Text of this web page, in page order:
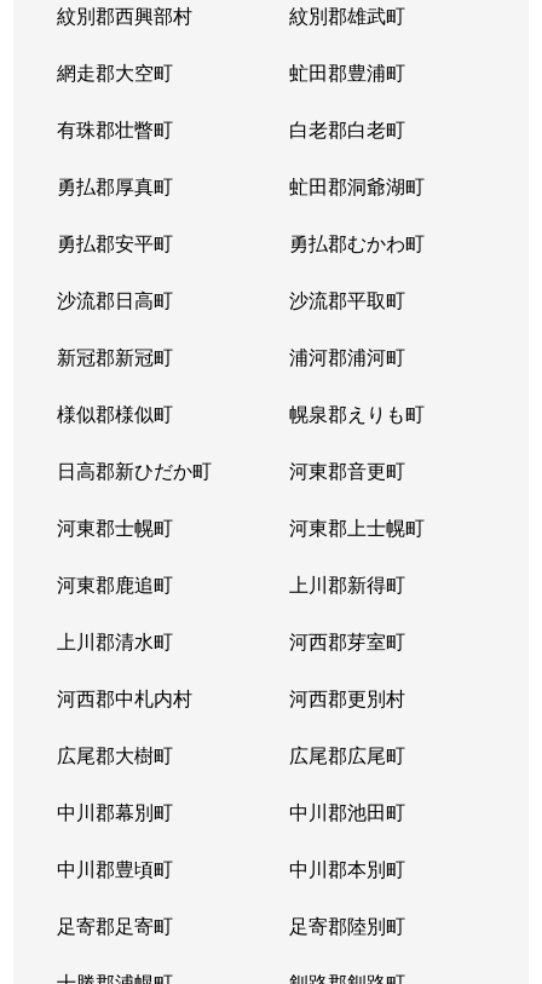
紋別郡西興部村 紋別郡雄武町
網走郡大空町 虻田郡豊浦町
有珠郡壮瞥町 白老郡白老町
勇払郡厚真町 虻田郡洞爺湖町
勇払郡安平町 勇払郡むかわ町
沙流郡日高町 沙流郡平取町
新冠郡新冠町 浦河郡浦河町
様似郡様似町 幌泉郡えりも町
日高郡新ひだか町 河東郡音更町
河東郡士幌町 河東郡上士幌町
河東郡鹿追町 上川郡新得町
上川郡清水町 河西郡芽室町
河西郡中札内村 河西郡更別村
広尾郡大樹町 広尾郡広尾町
中川郡幕別町 中川郡池田町
中川郡豊頃町 中川郡本別町
足寄郡足寄町 足寄郡陸別町